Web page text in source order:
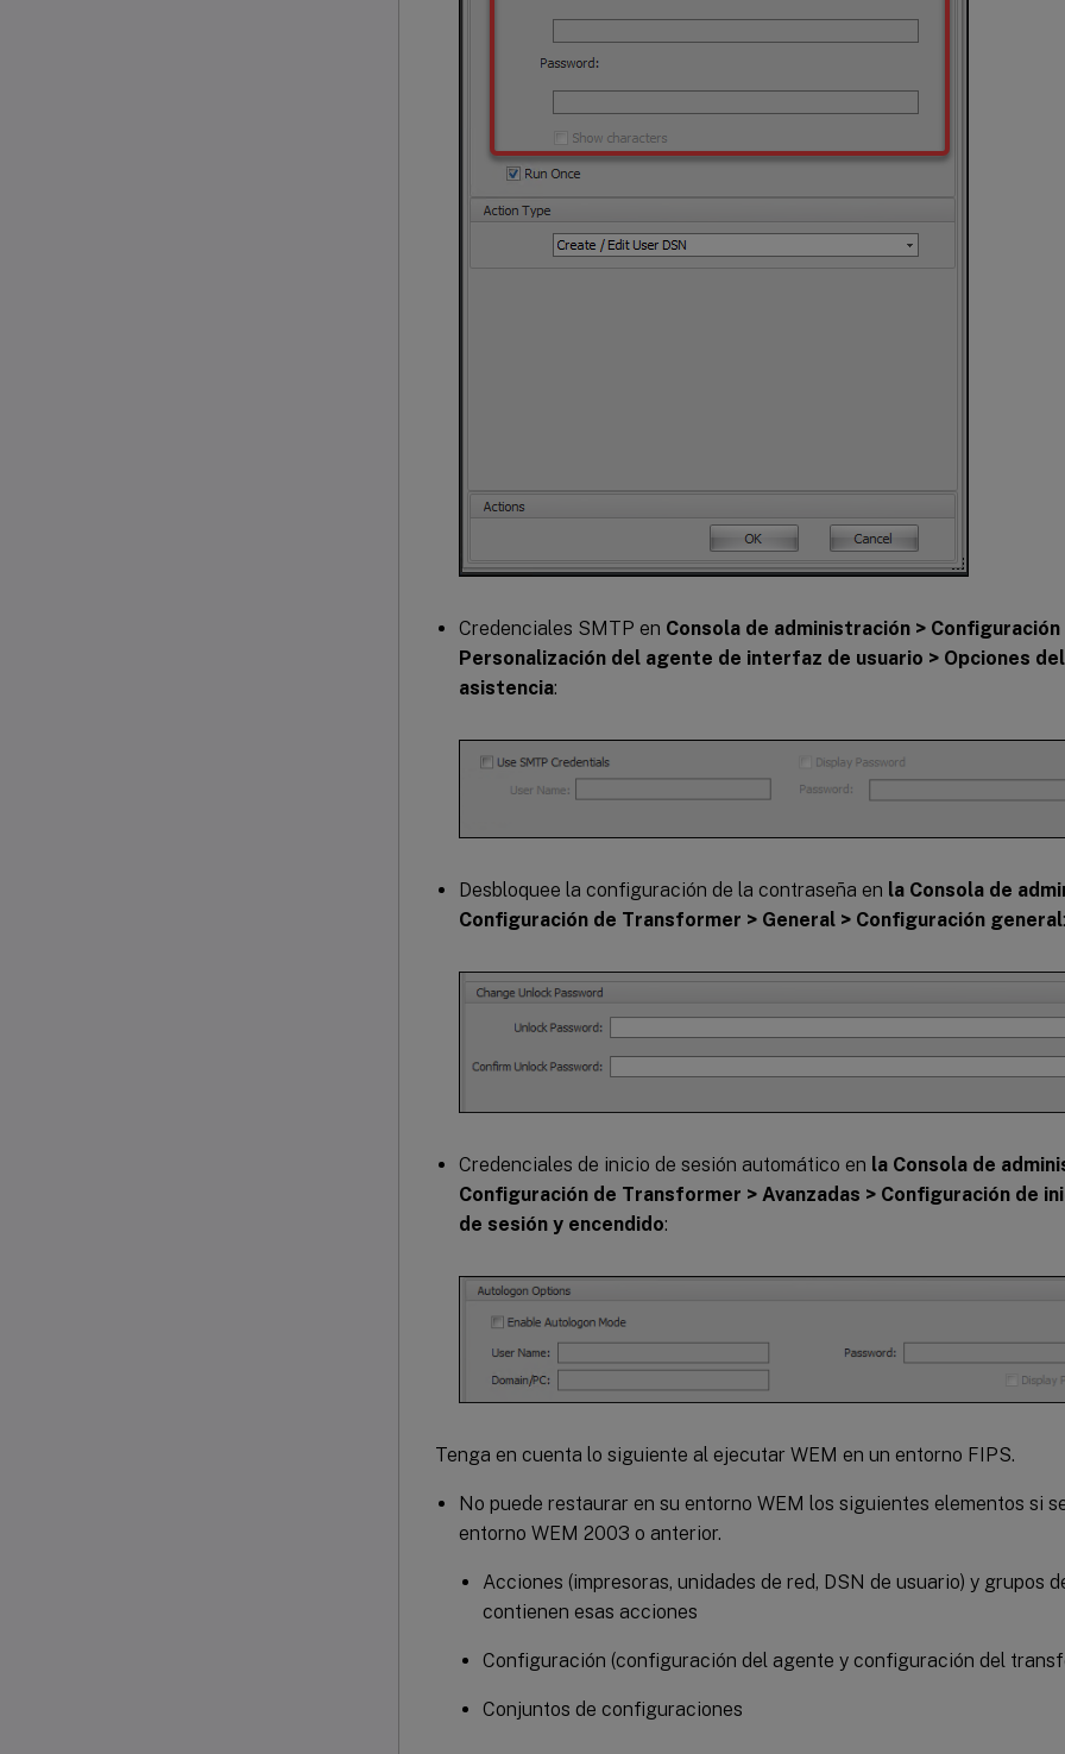
Credenciales SMTP en Consola de administración > Configuración
Personalización del agente de interfaz de usuario > Opciones
asistencia:
Desbloquee la configuración de la contraseña en la Consola de
Configuración de Transformer > General > Configuración general:
Credenciales de inicio de sesión automático en la Consola de
Configuración de Transformer > Avanzadas > Configuración de
de sesión y encendido:
Tenga en cuenta lo siguiente al ejecutar WEM en un entorno FIPS.
No puede restaurar en su entorno WEM los siguientes elementos si
entorno WEM 2003 o anterior.
Acciones (impresoras, unidades de red, DSN de usuario) y grupos
contienen esas acciones
Configuración (configuración del agente y configuración del
Conjuntos de configuraciones